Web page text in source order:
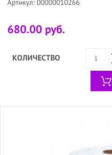
Артикул: 00000010266
680.00 руб.
КОЛИЧЕСТВО